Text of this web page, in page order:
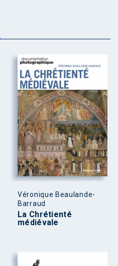
Véronique Beaulande-
Barraud
La Chrétienté
médiévale